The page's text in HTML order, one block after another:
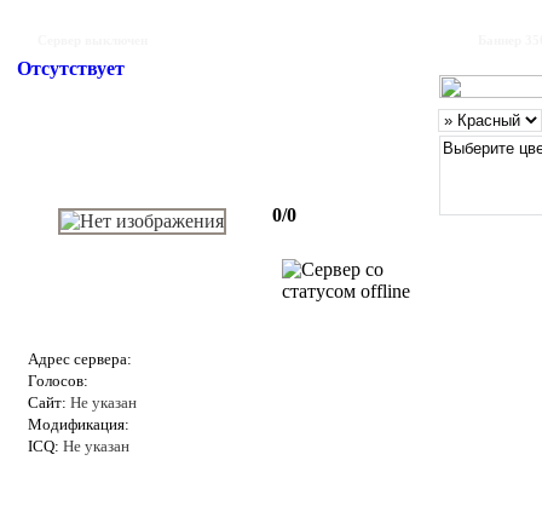
Отсутствует
0/0
Адрес сервера:
Голосов:
Сайт: Не указан
Модификация:
ICQ: Не указан